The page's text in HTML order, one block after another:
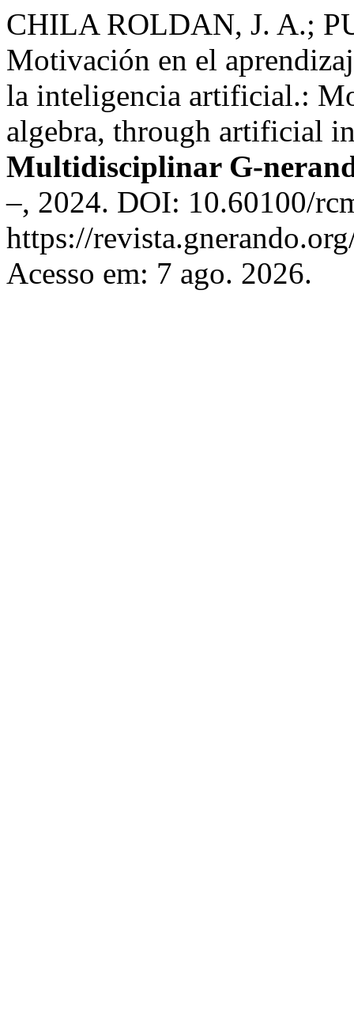
CHILA ROLDAN, J. A.;
Motivación en el
la inteligencia artificial.:
algebra, through artificial
Multidisciplinar G-
–, 2024. DOI: 10.60100/
https://
Acesso em: 7 ago. 2026.